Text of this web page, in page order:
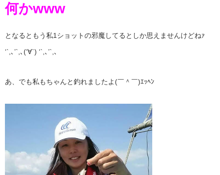
何かwww
となるともう私1ショットの邪魔してるとしか思えませんけどねｧ
‘`,､’`,､(‘∀`) ‘`,､’`,､
あ、でも私もちゃんと釣れましたよ(￣＾￣)ｴｯﾍﾝ